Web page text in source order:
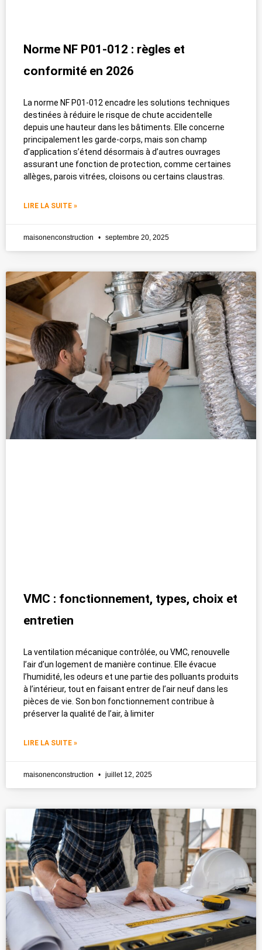
Norme NF P01-012 : règles et
conformité en 2026
La norme NF P01-012 encadre les solutions techniques
destinées à réduire le risque de chute accidentelle
depuis une hauteur dans les bâtiments. Elle concerne
principalement les garde-corps, mais son champ
d’application s’étend désormais à d’autres ouvrages
assurant une fonction de protection, comme certaines
allèges, parois vitrées, cloisons ou certains claustras.
LIRE LA SUITE »
maisonenconstruction septembre 20, 2025
VMC : fonctionnement, types, choix et
entretien
La ventilation mécanique contrôlée, ou VMC, renouvelle
l’air d’un logement de manière continue. Elle évacue
l’humidité, les odeurs et une partie des polluants produits
à l’intérieur, tout en faisant entrer de l’air neuf dans les
pièces de vie. Son bon fonctionnement contribue à
préserver la qualité de l’air, à limiter
LIRE LA SUITE »
maisonenconstruction juillet 12, 2025